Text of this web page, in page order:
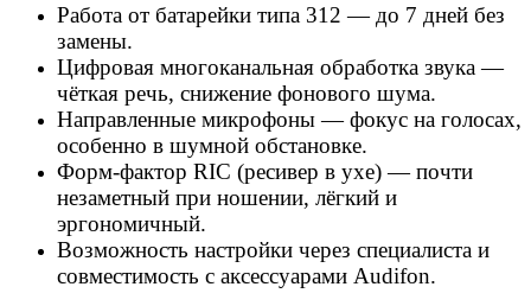
Работа от батарейки типа 312 — до 7 дней без
замены.
Цифровая многоканальная обработка звука —
чёткая речь, снижение фонового шума.
Направленные микрофоны — фокус на голосах,
особенно в шумной обстановке.
Форм-фактор RIC (ресивер в ухе) — почти
незаметный при ношении, лёгкий и
эргономичный.
Возможность настройки через специалиста и
совместимость с аксессуарами Audifon.